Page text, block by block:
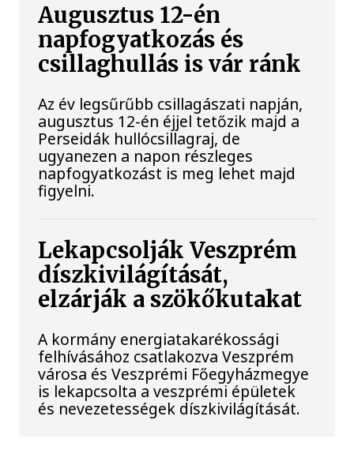
Augusztus 12-én
napfogyatkozás és
csillaghullás is vár ránk
Az év legsűrűbb csillagászati napján,
augusztus 12-én éjjel tetőzik majd a
Perseidák hullócsillagraj, de
ugyanezen a napon részleges
napfogyatkozást is meg lehet majd
figyelni.
Lekapcsolják Veszprém
díszkivilágítását,
elzárják a szökőkutakat
A kormány energiatakarékossági
felhívásához csatlakozva Veszprém
városa és Veszprémi Főegyházmegye
is lekapcsolta a veszprémi épületek
és nevezetességek díszkivilágítását.